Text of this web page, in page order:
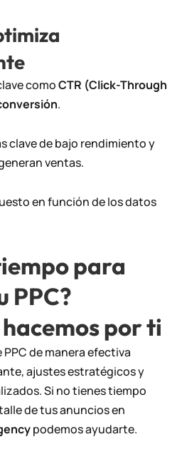
comoCTR (Click-Through
.
clave de bajo rendimiento y
ventas.
en función de los datos
para
PPC?
por ti
de manera efectiva
ajustes estratégicos y
Si no tienes tiempo
de tus anuncios en
podemos ayudarte.